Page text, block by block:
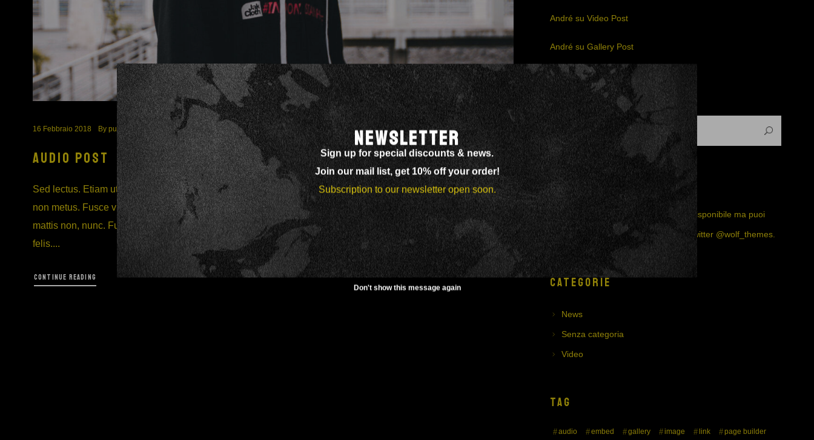
NEWSLETTER
Sign up for special discounts & news.
Join our mail list, get 10% off your order!
Subscription to our newsletter open soon.
Don't show this message again
16 Febbraio 2018 By puppetmaster In Senza categoria # audio embed
AUDIO POST
Sed lectus. Etiam ut purus mattis mauris sodales aliquam. Curabitur suscipit suscipit tellus. Etiam feugiat lorem
non metus. Fusce vulputate eleifend sapien. Nulla facilisi. Aenean tellus metus, bibendum sed, posuere ac,
mattis non, nunc. Fusce commodo aliquam arcu. Praesent venenatis metus at tortor pulvinar varius. Morbi ac
felis....
CONTINUE READING
André suVideo Post
André suGallery Post
AndrésuNuovo sito internet
TWITTER FEED
Il feed Twitter non è al momento disponibile ma puoi
visitare la nostra pagina ufficiale twitter @wolf_themes
CATEGORIE
News
Senza categoria
Video
TAG
audio embed gallery image link
page builder